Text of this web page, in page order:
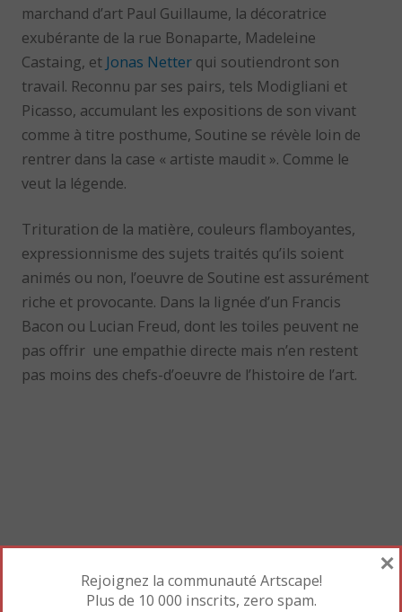
marchand d’art Paul Guillaume, la décoratrice
exubérante de la rue Bonaparte, Madeleine
Castaing, et Jonas Netter qui soutiendront son
travail. Reconnu par ses pairs, tels Modigliani et
Picasso, accumulant les expositions de son vivant
comme à titre posthume, Soutine se révèle loin de
rentrer dans la case « artiste maudit ». Comme le
veut la légende.
Trituration de la matière, couleurs flamboyantes,
expressionnisme des sujets traités qu’ils soient
animés ou non, l’oeuvre de Soutine est assurément
riche et provocante. Dans la lignée d’un Francis
Bacon ou Lucian Freud, dont les toiles peuvent ne
pas offrir une empathie directe mais n’en restent
pas moins des chefs-d’oeuvre de l’histoire de l’art.
Mettre en favori le Permalien.
Rejoignez la communauté Artscape!
Plus de 10 000 inscrits, zero spam.
×